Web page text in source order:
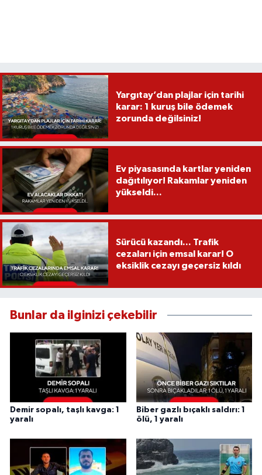
Yargıtay’dan plajlar için tarihi
karar: 1 kuruş bile ödemek
zorunda değilsiniz!
Ev piyasasında kartlar yeniden
dağıtılıyor! Rakamlar yeniden
yükseldi...
Sürücü kazandı... Trafik
cezaları için emsal karar! O
eksiklik cezayı geçersiz kıldı
Bunlar da ilginizi çekebilir
Demir sopalı, taşlı kavga: 1
yaralı
Biber gazlı bıçaklı saldırı: 1
ölü, 1 yaralı